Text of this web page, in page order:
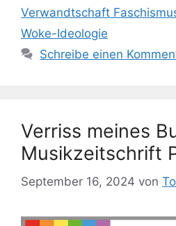
Verwandtschaft
Woke-Ideologie
Schreibe einen
Verriss meines
Musikzeitschrift
September 16, 2024 von